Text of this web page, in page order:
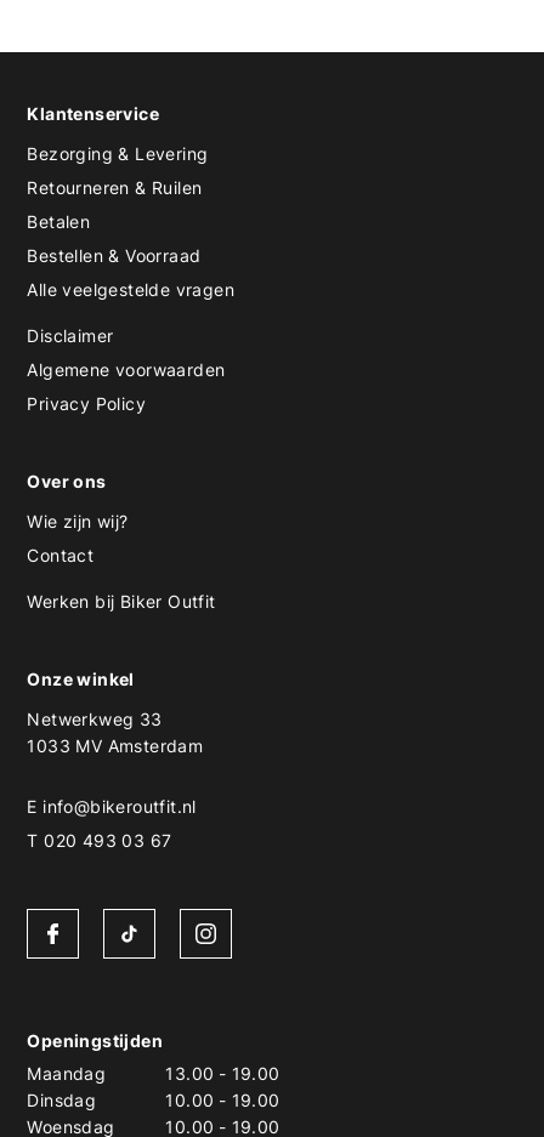
Klantenservice
Bezorging & Levering
Retourneren & Ruilen
Betalen
Bestellen & Voorraad
Alle veelgestelde vragen
Disclaimer
Algemene voorwaarden
Privacy Policy
Over ons
Wie zijn wij?
Contact
Werken bij Biker Outfit
Onze winkel
Netwerkweg 33
1033 MV Amsterdam
E info@bikeroutfit.nl
T 020 493 03 67
Openingstijden
Maandag
13.00 - 19.00
Dinsdag
10.00 - 19.00
Woensdag
10.00 - 19.00